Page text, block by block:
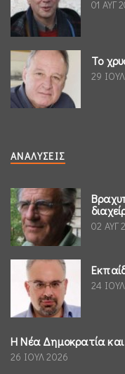
01 ΑΥΓ
Το
29
ΑΝΑΛΎΣΕΙΣ
02 ΑΥΓ
24
Η Νέα Δημοκρατία
26 ΙΟΥΛ 2026